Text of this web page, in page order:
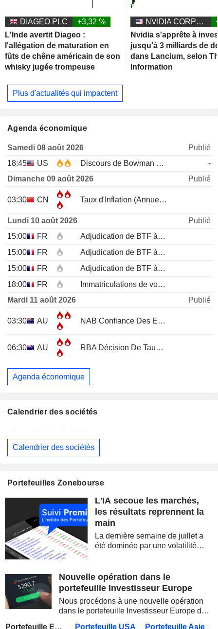
DIAGEO PLC
+3,32 %
L'Inde avertit Diageo :
l'allégation de maturation en
fûts de chêne américain de son
whisky jugée trompeuse
NVIDIA CORPORATION
Nvidia s'apprête à
jusqu'à 3 milliards de
dans Lancium, selon
Information
Plus d'actualités qui impactent
Agenda économique
Samedi 08 août 2026
Publié
18:45
US Discours de Bowman de la Fed
-
Dimanche 09 août 2026
Publié
03:30 CN Taux d'Inflation (Annuel)
Lundi 10 août 2026
Publié
15:00
FR
Adjudication de BTF à 12 mois
15:00
FR
Adjudication de BTF à 6 mois
15:00
FR
Adjudication de BTF à 3 mois
18:00
FR
Immatriculations de voitures neuves (annuelles)
Mardi 11 août 2026
Publié
03:30 AU NAB Confiance Des Entreprises
06:30 AU RBA Décision De Taux D'Intérêt
Agenda économique
Calendrier des sociétés
BERKSHIRE HATHAWAY INC.
Samedi 08 août 2026
WESTPAC BANKING CORPORATION Publication des résultats - Q3 2026 AS
BARRICK MINING CORPORATION
SIMON PROPERTY GROUP, INC. Publication des résultats - Q2 2026
FERGUSON ENTERPRISES INC.
ROCKET LAB CORPORATION Publication des résultats - Q2 2026
AMRIZE AG Publication des résultats - Q2 2026
Calendrier des sociétés
Portefeuilles Zonebourse
L'IA secoue les marchés,
les résultats reprennent la
main
La dernière semaine de juillet a
été dominée par une volatilité
semi-conducteurs. Les
inquiétudes sur la soutenabilité
Nouvelle opération dans le
portefeuille Investisseur Europe
Nous procédons à une nouvelle opération
dans le portefeuille Investisseur Europe de
Portefeuille Europe Portefeuille USA Portefeuille Asie